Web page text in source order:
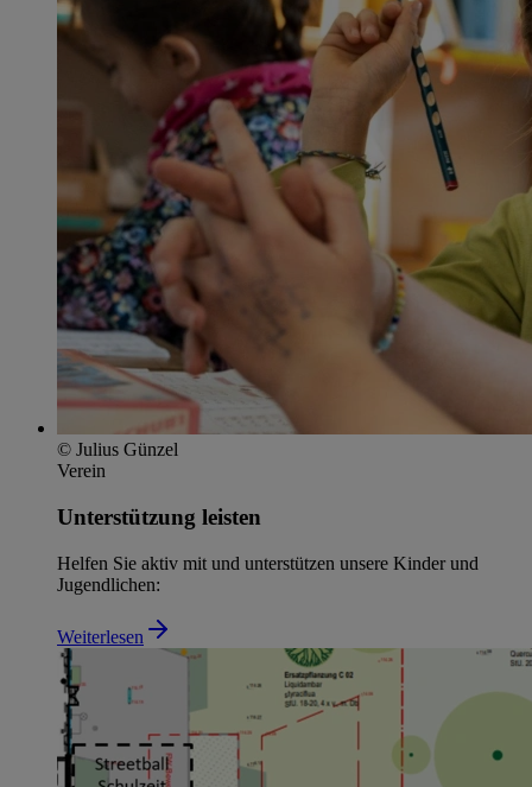
© Julius Günzel
Verein
Unterstützung leisten
Helfen Sie aktiv mit und unterstützen unsere Kinder und
Jugendlichen:
Weiterlesen